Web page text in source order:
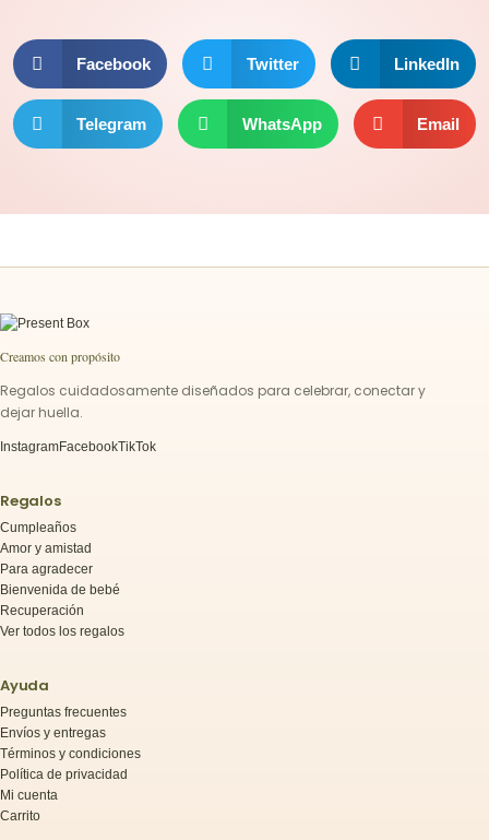
Facebook Twitter LinkedIn
Telegram WhatsApp Email
Creamos con propósito
Regalos cuidadosamente diseñados para celebrar, conectar y
dejar huella.
InstagramFacebookTikTok
Regalos
Cumpleaños
Amor y amistad
Para agradecer
Bienvenida de bebé
Recuperación
Ver todos los regalos
Ayuda
Preguntas frecuentes
Envíos y entregas
Términos y condiciones
Política de privacidad
Mi cuenta
Carrito